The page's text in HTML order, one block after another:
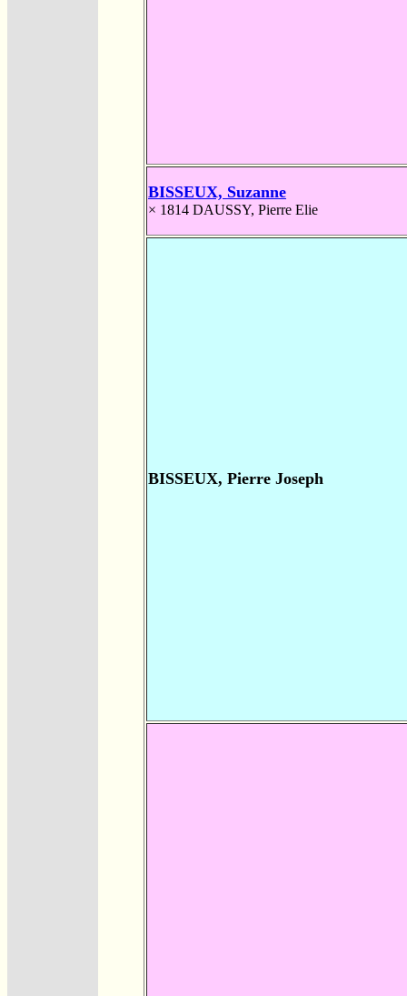
BISSEUX, Suzanne
× 1814 DAUSSY, Pierre Elie
BISSEUX, Pierre Joseph